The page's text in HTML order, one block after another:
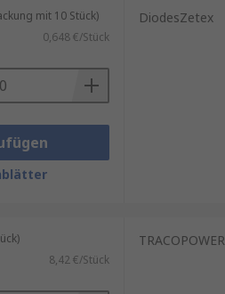
mit 10 Stück)
0,648 €/Stück
DiodesZetex
8,42 €/Stück
TRACOPOWER